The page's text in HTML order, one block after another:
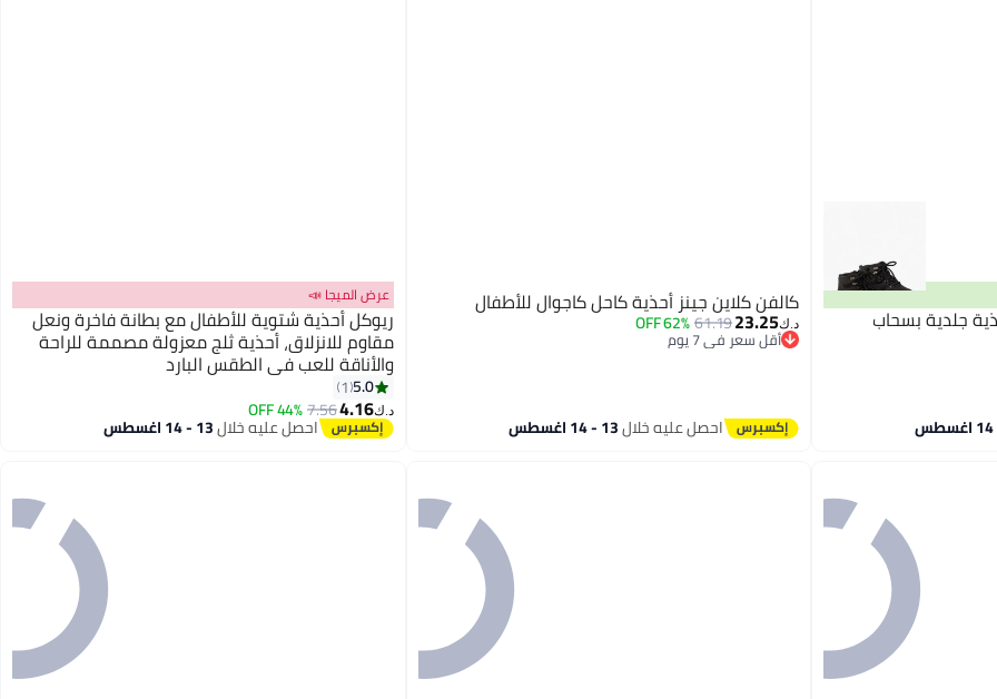
جلدية بسحاب
كالفن كلاين جينز أحذية كاحل كاجوال للأطفال
د.ك‏23.25
61.19
62% OFF
أقل سعر في 7 يوم
أقل سعر في 7 يوم
احصل عليه خلال13 - 14 اغسطس
عرض الميجا 📣
ريوكل أحذية شتوية للأطفال مع بطانة فاخرة ونعل
مقاوم للانزلاق، أحذية ثلج معزولة مصممة للراحة
والأناقة للعب في الطقس البارد
5.0
1
د.ك‏4.16
7.56
44% OFF
احصل عليه خلال13 - 14 اغسطس